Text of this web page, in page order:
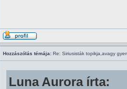
Hozzászólás témája: Re: Siriusisták topikja,avagy
Luna Aurora írta: